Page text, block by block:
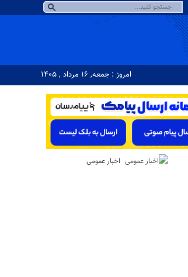
امروز : جمعه, ۱۶ مرداد , ۱۴۰۵
اخبار عمومی